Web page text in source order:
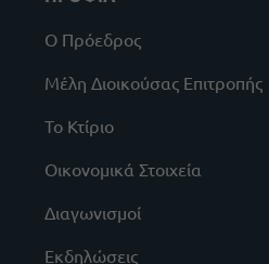
Ο Πρόεδρος
Μέλη Διοικούσας Επιτροπής
Το Κτίριο
Οικονομικά Στοιχεία
Διαγωνισμοί
Εκδηλώσεις